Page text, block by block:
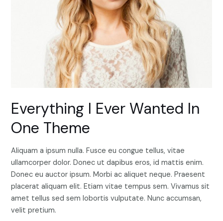
Everything I Ever Wanted In
One Theme
Aliquam a ipsum nulla. Fusce eu congue tellus, vitae
ullamcorper dolor. Donec ut dapibus eros, id mattis enim.
Donec eu auctor ipsum. Morbi ac aliquet neque. Praesent
placerat aliquam elit. Etiam vitae tempus sem. Vivamus sit
amet tellus sed sem lobortis vulputate. Nunc accumsan,
velit pretium.